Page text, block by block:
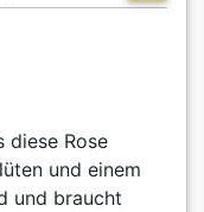
diese Rose
und einem
und braucht